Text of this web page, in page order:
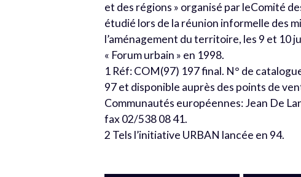
et des régions » organisé par leComité
étudié lors de la réunion informelle des
l’aménagement du territoire, les 9 et 10
« Forum urbain » en 1998.
1 Réf: COM(97) 197 final. N° de
97 et disponible auprès des points de
Communautés européennes: Jean De
fax 02/538 08 41.
2 Tels l’initiative URBAN lancée en 94.